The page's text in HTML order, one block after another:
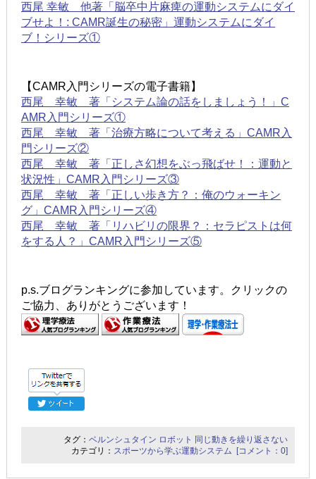
西尾 幸敏 他著「脳卒中片麻痺の運動システムにダイ
ブせよ！: CAMR誕生の秘密」運動システムにダイ
ブ！シリーズ①
【CAMR入門シリーズの電子書籍】
西尾 幸敏 著「システム論の話をしましょう！」C
AMR入門シリーズ①
西尾 幸敏 著「治療方略について考える」CAMR入
門シリーズ②
西尾 幸敏 著「正しさ幻想をぶっ飛ばせ！：運動と
状況性」CAMR入門シリーズ③
西尾 幸敏 著「正しい歩き方？：俺のウォーキン
グ」CAMR入門シリーズ④
西尾 幸敏 著「リハビリの限界？：セラピストは何
をする人？」CAMR入門シリーズ⑤
p.s.ブログランキングに参加しています。クリックの
ご協力、ありがとうございます！
タグ：ベルンシュタイン ロボット 同じ動きを繰り返さない
カテゴリ： スポーツから学ぶ運動システム [コメント：0]